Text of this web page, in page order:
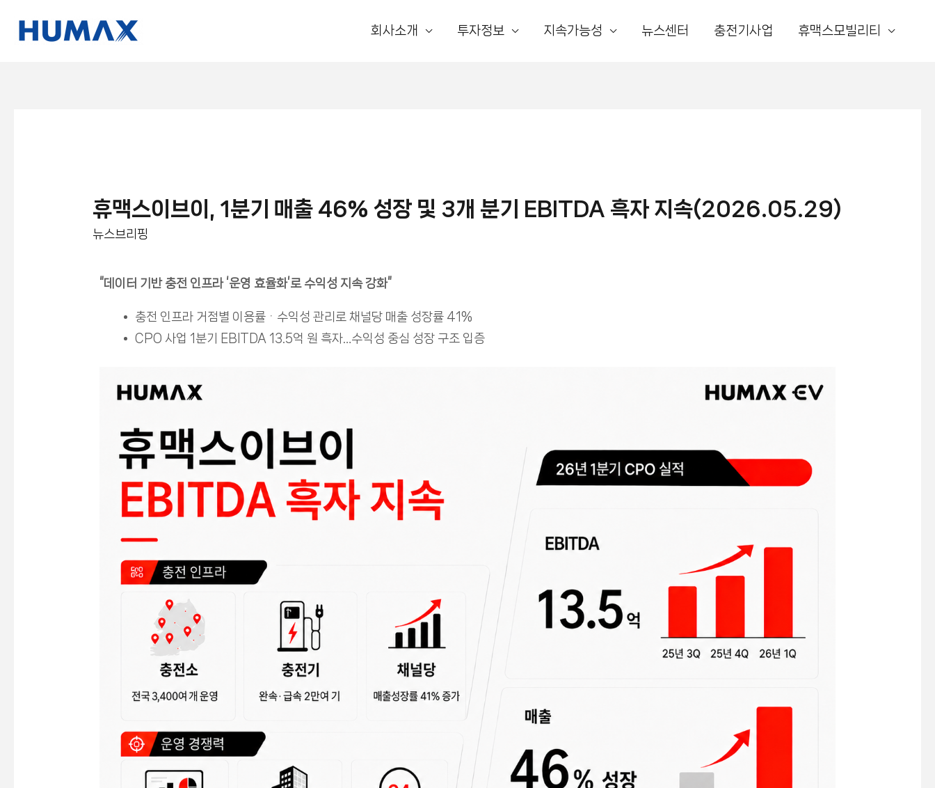
회사소개 투자정보 지속가능성 뉴스센터 충전기사업 휴맥스모빌리티
휴맥스이브이, 1분기 매출 46% 성장 및 3개 분기 EBITDA 흑자 지속(2026.05.29)
뉴스브리핑
“데이터 기반 충전 인프라 ‘운영 효율화’로 수익성 지속 강화”
충전 인프라 거점별 이용률ᆞ수익성 관리로 채널당 매출 성장률 41%
CPO 사업 1분기 EBITDA 13.5억 원 흑자…수익성 중심 성장 구조 입증